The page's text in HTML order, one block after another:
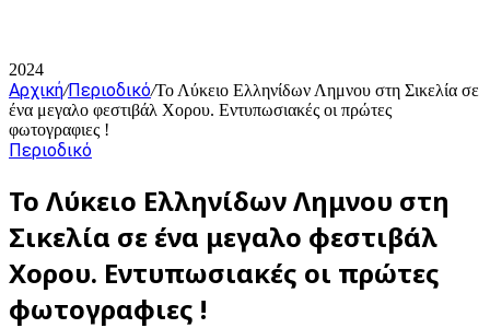
2024
Αρχική/Περιοδικό/Το Λύκειο Ελληνίδων Λημνου στη Σικελία σε
ένα μεγαλο φεστιβάλ Χορου. Εντυπωσιακές οι πρώτες
φωτογραφιες !
Περιοδικό
Το Λύκειο Ελληνίδων Λημνου στη
Σικελία σε ένα μεγαλο φεστιβάλ
Χορου. Εντυπωσιακές οι πρώτες
φωτογραφιες !